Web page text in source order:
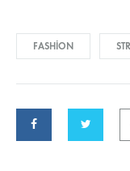
FASHION